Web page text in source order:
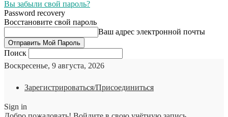
Вы забыли свой пароль?
Password recovery
Восстановите свой пароль
Ваш адрес электронной почты
Поиск
Воскресенье, 9 августа, 2026
Зарегистрироваться/Присоединиться
Sign in